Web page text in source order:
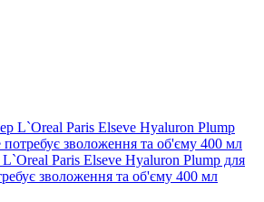
Paris Elseve Hyaluron Plump для
зволоження та об'єму 400 мл